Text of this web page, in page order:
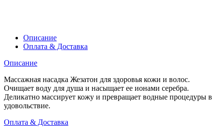
Описание
Оплата & Доставка
Описание
Массажная насадка Жезатон для здоровья кожи и волос.
Очищает воду для душа и насыщает ее ионами серебра.
Деликатно массирует кожу и превращает водные процедуры в
удовольствие.
Оплата & Доставка